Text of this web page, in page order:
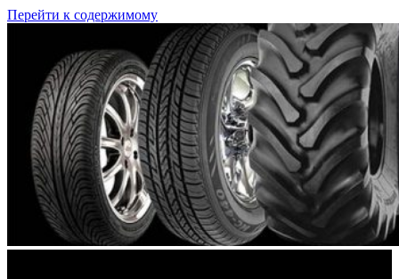
Перейти к содержимому